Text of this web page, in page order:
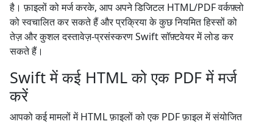
है। फ़ाइलों को मर्ज करके, आप अपने डिजिटल HTML/PDF वर्कफ़्लो
को स्वचालित कर सकते हैं और प्रक्रिया के कुछ नियमित हिस्सों को
तेज़ और कुशल दस्तावेज़-प्रसंस्करण Swift सॉफ़्टवेयर में लोड कर
सकते हैं।
Swift में कई HTML को एक PDF में मर्ज
करें
आपको कई मामलों में HTML फ़ाइलों को एक PDF फ़ाइल में संयोजित